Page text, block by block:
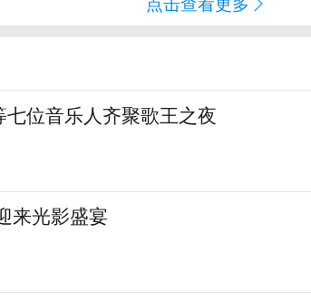
位音乐人齐聚歌王之夜
来光影盛宴